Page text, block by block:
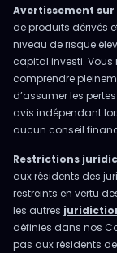
Avertissement sur
de produits dérivés
niveau de risque
capital investi. Vous
comprendre
d’assumer les
avis indépendant
aucun conseil
Restrictions
aux résidents des
restreints en vertu
les autres
définies dans nos
pas aux résidents